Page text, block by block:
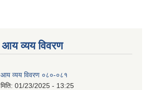
आय व्यय विवरण
आय व्यय विवरण ०८०-०८१
मिति: 01/23/2025 - 13:25